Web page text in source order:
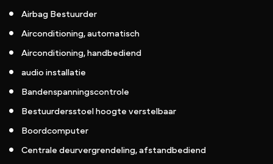
Airbag Bestuurder
Airconditioning, automatisch
Airconditioning, handbediend
audio installatie
Bandenspanningscontrole
Bestuurdersstoel hoogte verstelbaar
Boordcomputer
Centrale deurvergrendeling, afstandbediend